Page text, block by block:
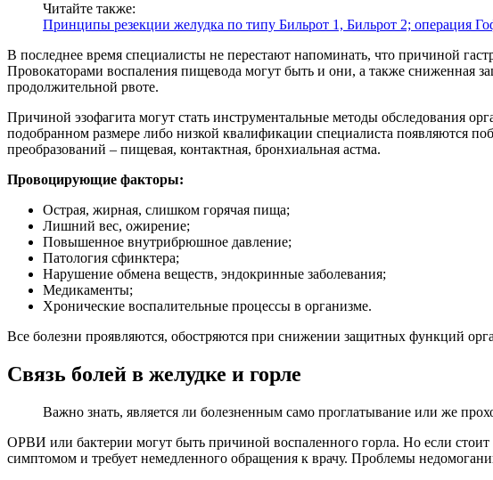
Читайте также:
Принципы резекции желудка по типу Бильрот 1, Бильрот 2; операция
В последнее время специалисты не перестают напоминать, что причиной
Провокаторами воспаления пищевода могут быть и они, а также сниженная
продолжительной рвоте.
Причиной эзофагита могут стать инструментальные методы обследования
подобранном размере либо низкой квалификации специалиста появляются
преобразований – пищевая, контактная, бронхиальная астма.
Провоцирующие факторы:
Острая, жирная, слишком горячая пища;
Лишний вес, ожирение;
Повышенное внутрибрюшное давление;
Патология сфинктера;
Нарушение обмена веществ, эндокринные заболевания;
Медикаменты;
Хронические воспалительные процессы в организме.
Все болезни проявляются, обостряются при снижении защитных функций
Связь болей в желудке и горле
Важно знать, является ли болезненным само проглатывание или же
ОРВИ или бактерии могут быть причиной воспаленного горла. Но если стоит
симптомом и требует немедленного обращения к врачу. Проблемы